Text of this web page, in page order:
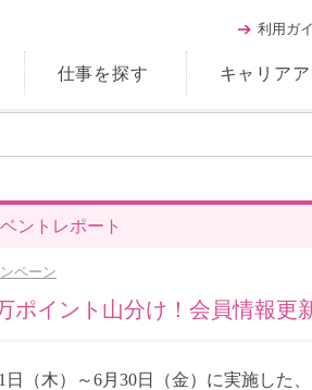
仕事を探す キャリア
利用ガ
ントレポート
ペーン
ポイント山分け！会員情報
日（木）～6月30日（金）に実施した